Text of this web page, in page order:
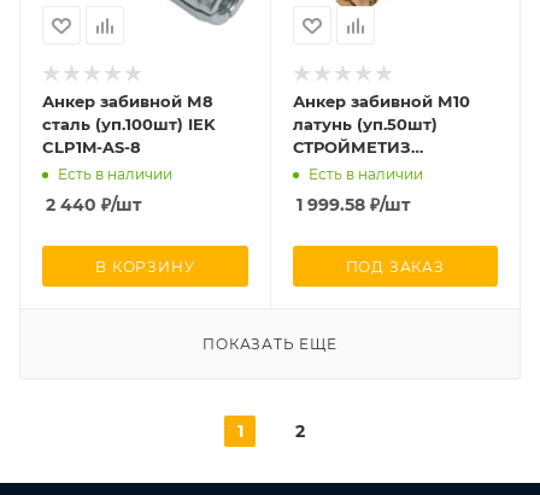
Анкер забивной М8
сталь (уп.100шт) IEK
CLP1M-AS-8
Есть в наличии
2 440 ₽/шт
В КОРЗИНУ
Анкер забивной М10
латунь (уп.50шт)
СТРОЙМЕТИЗ
UTORM9689214
Есть в наличии
1 999.58₽/шт
ПОД ЗАКАЗ
ПОКАЗАТЬ ЕЩЕ
1 2